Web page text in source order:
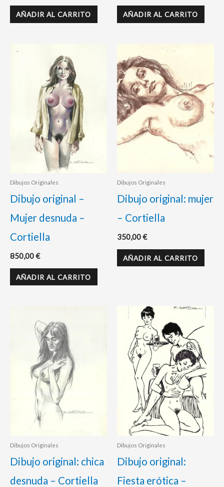
AÑADIR AL CARRITO AÑADIR AL CARRITO
Dibujos Originales
Dibujo original –
Mujer desnuda –
Cortiella
850,00€
AÑADIR AL CARRITO
Dibujos Originales
Dibujo original: mujer
– Cortiella
350,00€
AÑADIR AL CARRITO
Dibujos Originales
Dibujo original: chica
desnuda – Cortiella
Dibujos Originales
Dibujo original:
Fiesta erótica –